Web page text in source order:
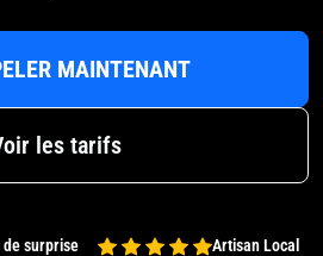
MAINTENANT
les tarifs
de surprise Artisan Local